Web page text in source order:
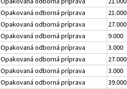
Opakovaná odborná príprava 21.000
Opakovaná odborná príprava 27.000
Opakovaná odborná príprava 9.000
Opakovaná odborná príprava 3.000
Opakovaná odborná príprava 27.000
Opakovaná odborná príprava 3.000
Opakovaná odborná príprava 39.000